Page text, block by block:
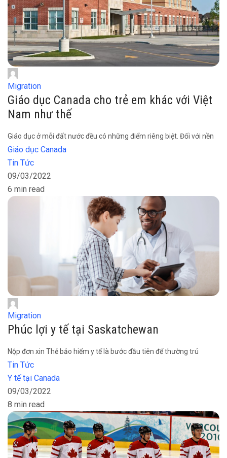
Migration
Giáo dục Canada cho trẻ em khác với Việt
Nam như thế
Giáo dục ở mỗi đất nước đều có những điểm riêng biệt. Đối với nền
Giáo dục Canada
Tin Tức
09/03/2022
6 min read
Migration
Phúc lợi y tế tại Saskatchewan
Nộp đơn xin Thẻ bảo hiểm y tế là bước đầu tiên để thường trú
Tin Tức
Y tế tại Canada
09/03/2022
8 min read